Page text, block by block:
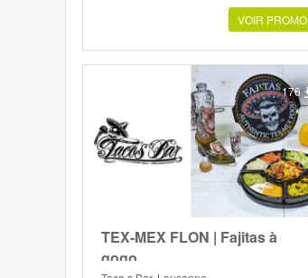
VOIR PROMO
176
TEX-MEX FLON | Fajitas à
gogo